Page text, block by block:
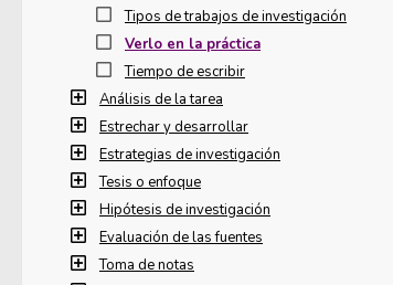
Tipos de trabajos de investigación
Verlo en la práctica
Tiempo de escribir
Análisis de la tarea
Estrechar y desarrollar
Estrategias de investigación
Tesis o enfoque
Hipótesis de investigación
Evaluación de las fuentes
Toma de notas